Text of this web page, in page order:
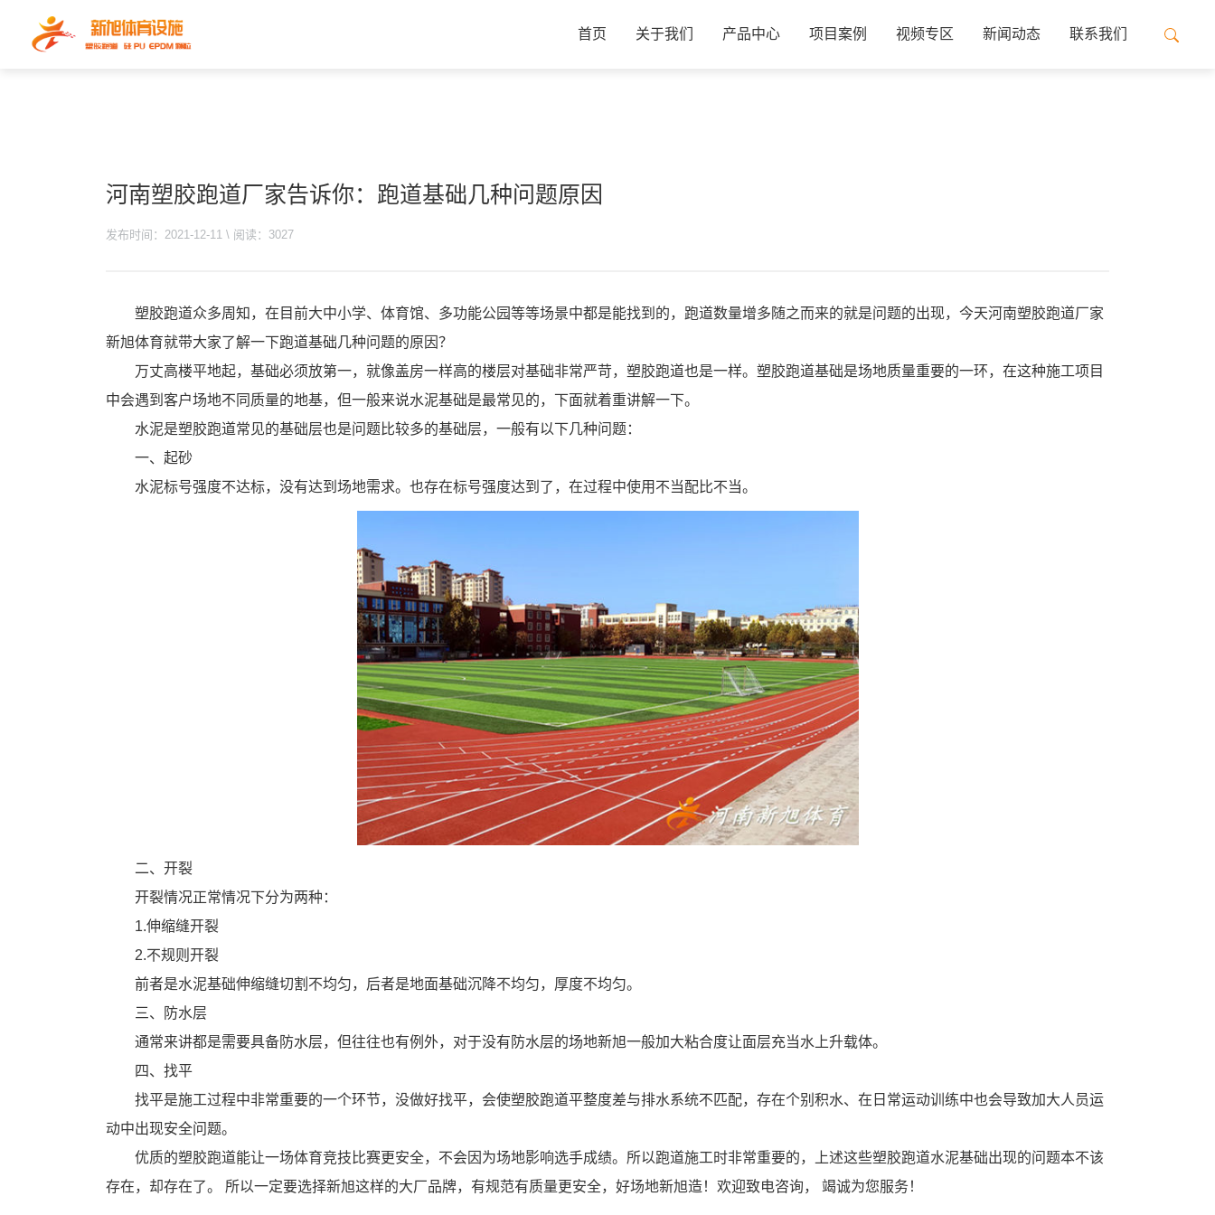
首页 关于我们 产品中心 项目案例 视频专区 新闻动态 联系我们
河南塑胶跑道厂家告诉你：跑道基础几种问题原因
发布时间：2021-12-11 \ 阅读：3027
塑胶跑道众多周知，在目前大中小学、体育馆、多功能公园等等场景中都是能找到的，跑道数量增多随之而来的就是问题的出现，今天河南塑胶跑道厂家
新旭体育就带大家了解一下跑道基础几种问题的原因？
万丈高楼平地起，基础必须放第一，就像盖房一样高的楼层对基础非常严苛，塑胶跑道也是一样。塑胶跑道基础是场地质量重要的一环，在这种施工项目
中会遇到客户场地不同质量的地基，但一般来说水泥基础是最常见的，下面就着重讲解一下。
水泥是塑胶跑道常见的基础层也是问题比较多的基础层，一般有以下几种问题：
一、起砂
水泥标号强度不达标，没有达到场地需求。也存在标号强度达到了，在过程中使用不当配比不当。
二、开裂
开裂情况正常情况下分为两种：
1.伸缩缝开裂
2.不规则开裂
前者是水泥基础伸缩缝切割不均匀，后者是地面基础沉降不均匀，厚度不均匀。
三、防水层
通常来讲都是需要具备防水层，但往往也有例外，对于没有防水层的场地新旭一般加大粘合度让面层充当水上升载体。
四、找平
找平是施工过程中非常重要的一个环节，没做好找平，会使塑胶跑道平整度差与排水系统不匹配，存在个别积水、在日常运动训练中也会导致加大人员运
动中出现安全问题。
优质的塑胶跑道能让一场体育竞技比赛更安全，不会因为场地影响选手成绩。所以跑道施工时非常重要的，上述这些塑胶跑道水泥基础出现的问题本不该
存在，却存在了。 所以一定要选择新旭这样的大厂品牌，有规范有质量更安全，好场地新旭造！欢迎致电咨询， 竭诚为您服务！